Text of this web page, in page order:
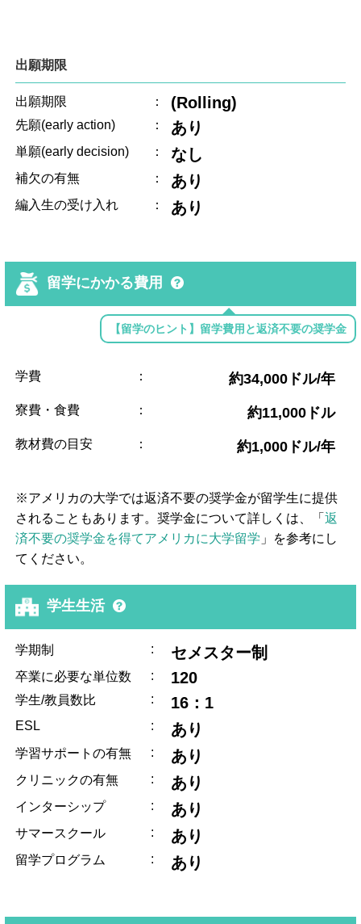
出願期限
出願期限 ： (Rolling)
先願(early action) ： あり
単願(early decision) ： なし
補欠の有無 ： あり
編入生の受け入れ ： あり
留学にかかる費用
【留学のヒント】留学費用と返済不要の奨学金
学費 ： 約34,000ドル/年
寮費・食費 ： 約11,000ドル
教材費の目安 ： 約1,000ドル/年
※アメリカの大学では返済不要の奨学金が留学生に提供
されることもあります。奨学金について詳しくは、「返
済不要の奨学金を得てアメリカに大学留学 」を参考にし
てください。
学生生活
学期制 : セメスター制
卒業に必要な単位数 : 120
学生/教員数比 : 16：1
ESL : あり
学習サポートの有無 : あり
クリニックの有無 : あり
インターシップ : あり
サマースクール : あり
留学プログラム : あり